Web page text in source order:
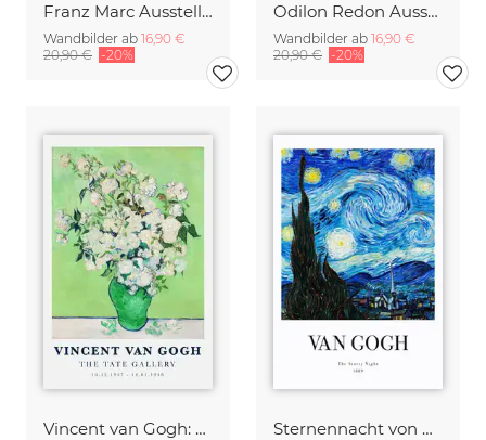
Franz Marc Ausstellungsposter - Der blaue Reiter I
Wandbilder ab 16,90 €
20,90 € -20%
Odilon Redon Ausstellungsposter - Blumen in einer Vase
Wandbilder ab 16,90 €
20,90 € -20%
Vincent van Gogh: Vase mit weißen Rosen (1890) Sternennacht von Vincent Van Gogh - Ausstellungsposter